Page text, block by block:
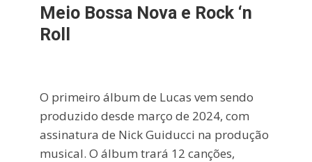
Meio Bossa Nova e Rock ‘n
Roll
O primeiro álbum de Lucas vem sendo
produzido desde março de 2024, com
assinatura de Nick Guiducci na produção
musical. O álbum trará 12 canções,